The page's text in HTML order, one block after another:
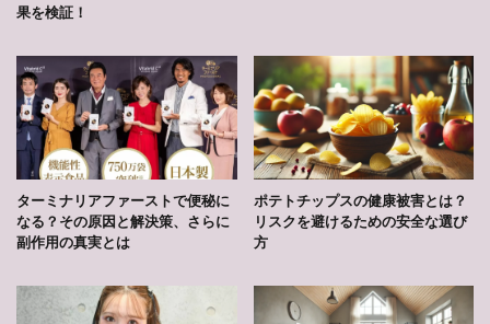
果を検証！
ターミナリアファーストで便秘に
なる？その原因と解決策、さらに
副作用の真実とは
ポテトチップスの健康被害とは？
リスクを避けるための安全な選び
方